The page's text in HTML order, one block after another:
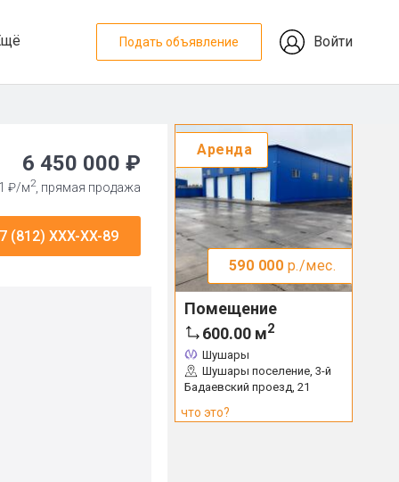
Подать объявление Войти
6 450 000 ₽
₽/м2, прямая продажа
(812) XXX-XX-89
Аренда
590 000 р./мес.
Помещение
600.00 м2
Шушары
Шушары поселение, 3-й
Бадаевский проезд, 21
что это?